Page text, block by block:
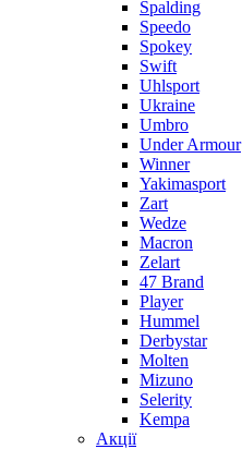
Spalding
Speedo
Spokey
Swift
Uhlsport
Ukraine
Umbro
Under Armour
Winner
Yakimasport
Zart
Wedze
Macron
Zelart
47 Brand
Player
Hummel
Derbystar
Molten
Mizuno
Selerity
Kempa
Акції